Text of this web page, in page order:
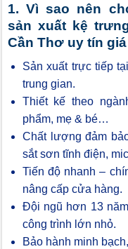
1. Vì sao nên
sản xuất kệ
Cần Thơ uy tín
Sản xuất trực tiếp
trung gian.
Thiết kế theo
phẩm, mẹ & bé…
Chất lượng đảm
sắt sơn tĩnh điện,
Tiến độ nhanh –
nâng cấp cửa hàng.
Đội ngũ hơn 13
công trình lớn nhỏ.
Bảo hành minh